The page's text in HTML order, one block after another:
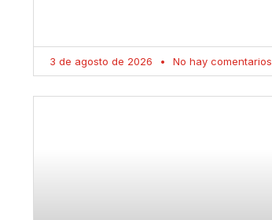
3 de agosto de 2026 No hay comentarios